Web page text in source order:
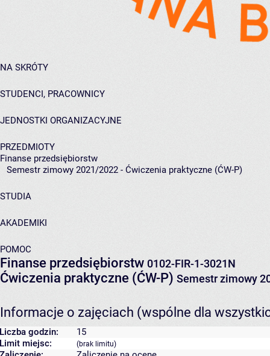
NA SKRÓTY
STUDENCI, PRACOWNICY
JEDNOSTKI ORGANIZACYJNE
PRZEDMIOTY
Finanse przedsiębiorstw
Semestr zimowy 2021/2022 - Ćwiczenia praktyczne (ĆW-P)
STUDIA
AKADEMIKI
POMOC
Finanse przedsiębiorstw 0102-FIR-1-3021N
Ćwiczenia praktyczne (ĆW-P) Semestr zimowy
Informacje o zajęciach (wspólne dla
Liczba godzin:
15
Limit miejsc:
(brak limitu)